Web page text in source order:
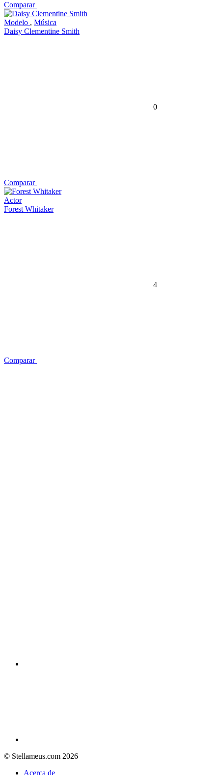
Comparar
Modelo , Música
Daisy Clementine Smith
0
Comparar
Actor
Forest Whitaker
4
Comparar
© Stellameus.com 2026
Acerca de